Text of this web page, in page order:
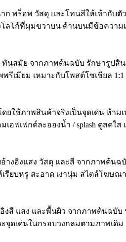
พร็อพ วัสดุ และโทนสีให้เข้ากับ
ลโก้ที่มุมขวาบน ด้านบนมีข้อควา
ทันสมัย จากภาพต้นฉบับ รักษารูป
เมียม เหมาะกับโพสต์โซเชียล 1:1
ยใช้ภาพสินค้าจริงเป็นจุดเด่น ห้
อฟเฟกต์ละอองน้ำ / splash ดูสด
งอิงแสง วัสดุ และสี จากภาพต้น
รียบหรู สะอาด เงานุ่ม สไตล์โฆ
สี แสง และพื้นผิว จากภาพต้นฉบั
จุดเด่นในกรอบวงกลมตามภาพเดิ